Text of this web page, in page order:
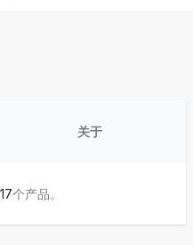
关于
17个产品。